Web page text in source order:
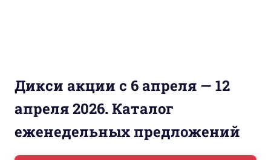
Дикси акции с 6 апреля — 12
апреля 2026. Каталог
еженедельных предложений